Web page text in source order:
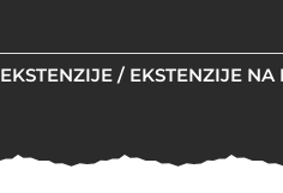
EKSTENZIJE / EKSTENZIJE NA